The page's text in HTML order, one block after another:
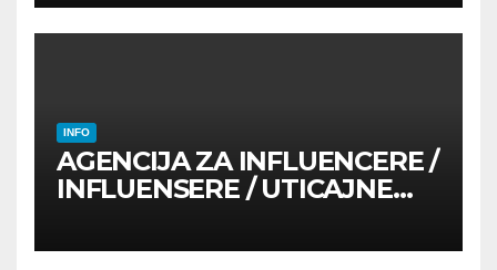
INFO
AGENCIJA ZA INFLUENCERE /
INFLUENSERE / UTICAJNE